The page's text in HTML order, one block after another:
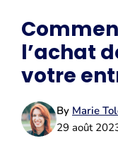
l’achat
votre
By Marie
29 août